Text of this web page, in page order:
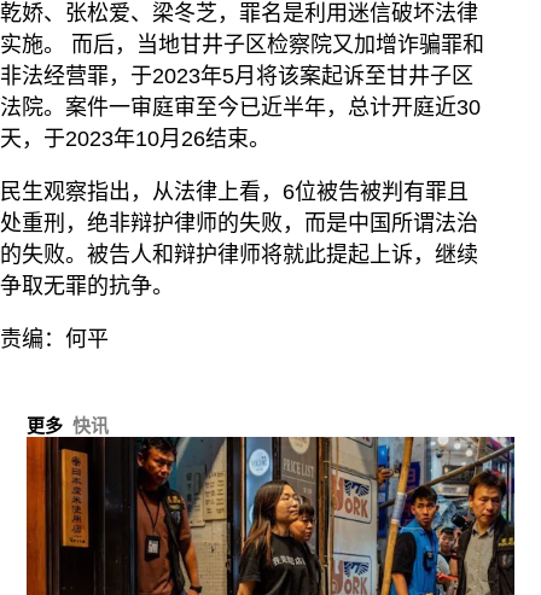
乾娇、张松爱、梁冬芝，罪名是利用迷信破坏法律
实施。 而后，当地甘井子区检察院又加增诈骗罪和
非法经营罪，于2023年5月将该案起诉至甘井子区
法院。案件一审庭审至今已近半年，总计开庭近30
天，于2023年10月26结束。
民生观察指出，从法律上看，6位被告被判有罪且
处重刑，绝非辩护律师的失败，而是中国所谓法治
的失败。被告人和辩护律师将就此提起上诉，继续
争取无罪的抗争。
责编：何平
更多 快讯